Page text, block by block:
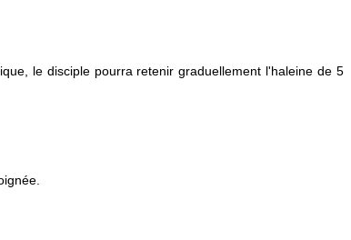
le disciple pourra retenir graduellement l'haleine de 5